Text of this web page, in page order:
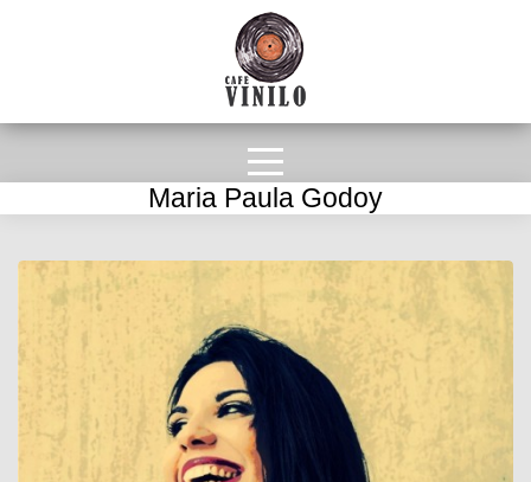
Maria Paula Godoy